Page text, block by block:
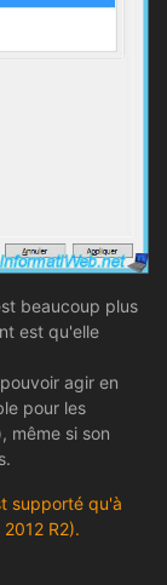
beaucoup plus
est qu'elle
agir en
pour les
même si son
supporté qu'à
R2).